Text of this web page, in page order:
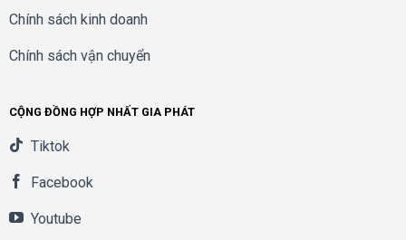
Chính sách kinh doanh
Chính sách vận chuyển
CỘNG ĐỒNG HỢP NHẤT GIA PHÁT
Tiktok
Facebook
Youtube